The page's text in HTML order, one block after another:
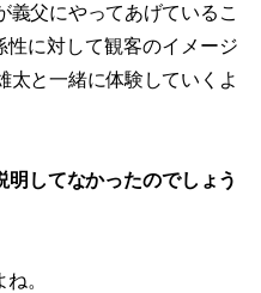
義父にやってあげているこ
に対して観客のイメージ
太と一緒に体験していくよ
してなかったのでしょう
。